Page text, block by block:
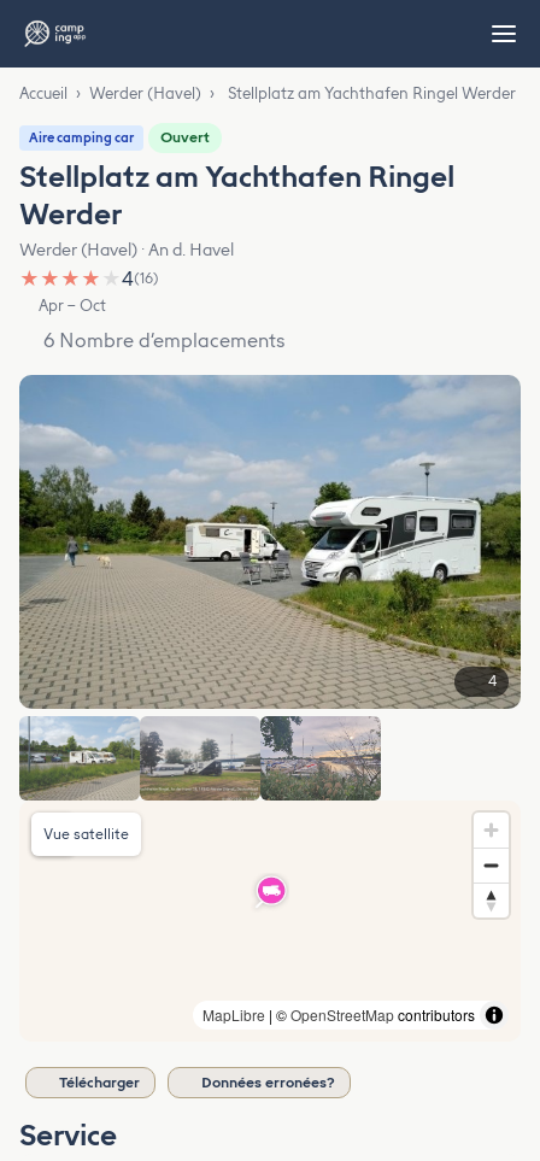
Accueil › Werder (Havel) › Stellplatz am Yachthafen Ringel Werder
Aire camping car Ouvert
Stellplatz am Yachthafen Ringel
Werder
Werder (Havel) · An d. Havel
★ ★ ★ ★ ★4(16)
Apr – Oct
6 Nombre d’emplacements
4
MapLibre | ©OpenStreetMapcontributors
Vue satellite
Télécharger Données erronées?
Service